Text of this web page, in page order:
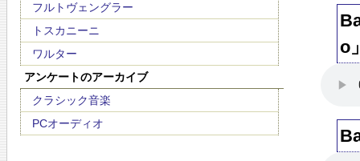
フルトヴェングラー
トスカニーニ
ワルター
アンケートのアーカイブ
クラシック音楽
PCオーディオ
o